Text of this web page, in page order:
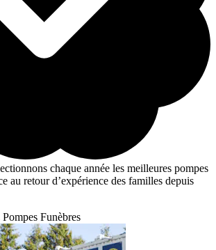
chaque année les meilleures pompes
au retour d’expérience des familles depuis
Funèbres